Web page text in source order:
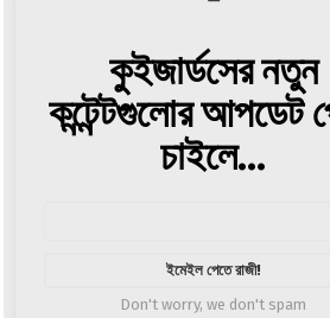
Newsletterকুইজার্ডসের নতুন
কন্টেন্টগুলোর আপডেট
চাইলে...
Don't worry, we don't spam